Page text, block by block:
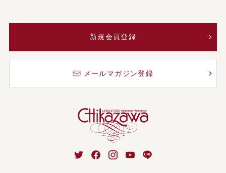
新規会員登録
メールマガジン登録